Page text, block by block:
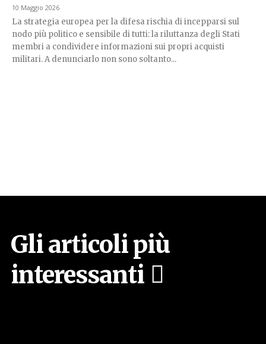
10 Maggio 2026
La strategia europea per la difesa rischia di incepparsi sul
nodo più politico e sensibile di tutti: la riluttanza degli Stati
membri a condividere informazioni sui propri acquisti
militari. A denunciarlo non sono soltanto...
Gli articoli più
interessanti